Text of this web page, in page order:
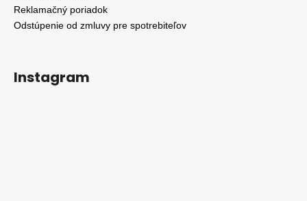
Reklamačný poriadok
Odstúpenie od zmluvy pre spotrebiteľov
Instagram